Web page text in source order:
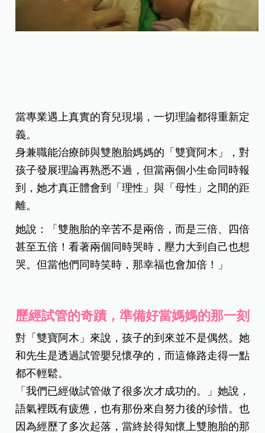
當專業遇上真實的育兒現場，一切理論都得重新定
義。
身兼職能治療師與雙胞胎媽媽的「雙寶阿木」，對
孩子發展理論再熟悉不過，但當兩個小生命同時報
到，她才真正體會到「理性」與「母性」之間的距
離。
她說：「雙胞胎的辛苦不是兩倍，而是三倍、四倍
甚至五倍！看著兩個同時哭時，壓力大到自己也想
哭。但當他們同時笑時，那幸福也會加倍！」
歷經試管的奇蹟，準備好當媽媽的那一刻
對「雙寶阿木」來說，孩子的到來並不是偶然。她
和先生是透過試管嬰兒懷孕的，而這條路走得一點
都不輕鬆。
「我們已經做試管做了很多次才成功的。」她說，
語氣裡既有疲憊，也有那份來自努力後的珍惜。也
因為經歷了多次起落，當終於得知懷上雙胞胎的那